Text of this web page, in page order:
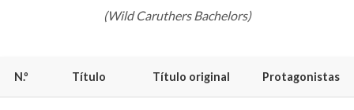
(Wild Caruthers Bachelors)
N.º Título Título original Protagonistas